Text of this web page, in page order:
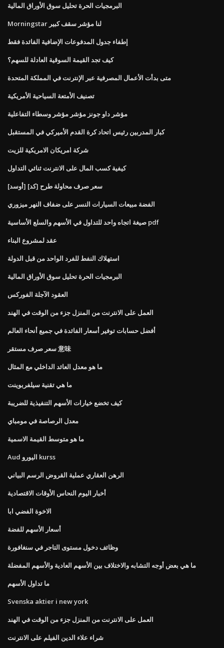
البرمجيات الحرة تحليل سوق الأوراق المالية
Morningstar لنا مؤشر سقف كبير
إطفاء جدول المدفوعات الإضافية الفائدة فقط
كيف تجد القيمة السوقية العادلة للسهم؟
متى بدأت الأعمال المصرفية عبر الإنترنت في المملكة المتحدة
تصنيف الأمتعة السياحية الأمريكية
مؤشر داو جونز مؤشر مؤشر وسطاء التفاعلية
كبار المدربين رئيس اتحاد كرة القدم الأميركي في المستقبل
شركة امريكان الامريكية للزيت
كيفية كسب المال على الانترنت ثنائي التداول
[أوسد] [كد] سعر صرف محاولة طرح
الفضة مبيعات السيارات النسر على ضفاف النهر ميزوري
صيغة اتجاه واحد للتداول في الأسهم والسلع الأساسية pdf
عقد لمشروع البناء
استهلاك النفط للفرد الواحد من قبل الدولة
البرمجيات الحرة تحليل سوق الأوراق المالية
العقود الآجلة الفوركس
العمل على الانترنت من المنزل جزء من الوقت في الهند
أفضل حسابات توفير أسعار الفائدة في جميع أنحاء العالم
سعر صرف مستقر 意味
ما هو معدل العائد الداخلي مع المثال
ما هي تقنية سيلفربوينت
كيف تخضع خيارات الأسهم التنفيذية للضريبة
معدل الرصاصة في مومباي
ما هو متوسط ​​القيمة الاسمية
Aud اليورو kurss
الرهن العقاري عملية القروض الرسم البياني
أخبار اليوم النحاس الأوقات الاقتصادية
الاخوة الفضي ابا
أسعار الأسهم للفضة
وظائف دخول مستوى التاجر في سنغافورة
ما هي بعض أوجه التشابه والاختلاف بين الأسهم العادية والأسهم المفضلة
ما تداول الأسهم
Svenska aktier i new york
العمل على الانترنت من المنزل جزء من الوقت في الهند
شراء علاء الدين الفيلم على الانترنت